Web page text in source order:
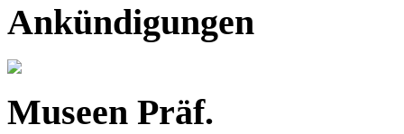
Ankündigungen
Museen Präf.